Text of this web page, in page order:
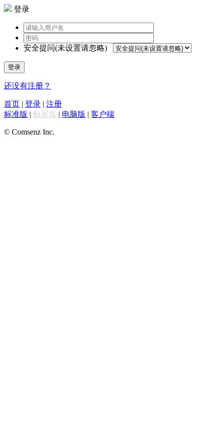
登录
安全提问(未设置请忽略)
登录
还没有注册？
首页 | 登录 | 注册
标准版 | 触屏版 | 电脑版 | 客户端
© Comsenz Inc.